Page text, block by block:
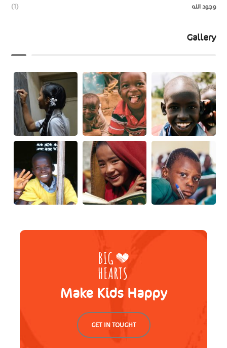
وجود الله (1)
Gallery
Make Kids Happy
GET IN TOUGHT